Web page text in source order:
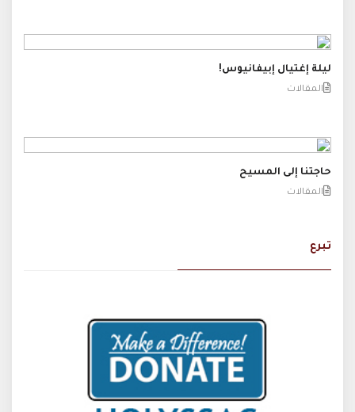
ليلة إغتيال إبيفانيوس!
المقالات
حاجتنا إلى المسيح
المقالات
تبرع